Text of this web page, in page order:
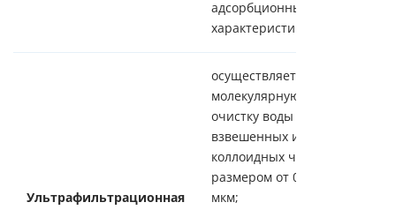
адсорбционными
характеристиками.
Ультрафильтрационная
осуществляет
молекулярную
очистку воды от
взвешенных и
коллоидных частиц
размером от 0, 01
мкм;